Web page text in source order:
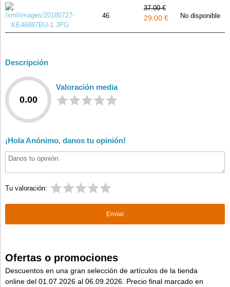
46
37.00 €
29.00 € No disponible
Descripción
0.00
Valoración media
¡Hola Anónimo, danos tu opinión!
Tu valoración:
Ofertas o promociones
Descuentos en una gran selección de artículos de la tienda
online del 01.07.2026 al 06.09.2026. Precio final marcado en